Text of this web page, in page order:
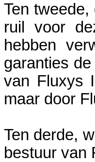
Ten
ruil voor
hebben
garanties
van Fluxys
maar door
Ten derde,
bestuur van